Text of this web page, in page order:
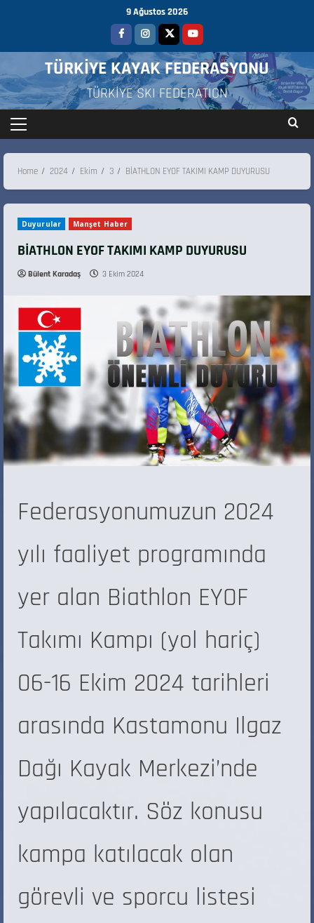
9 Ağustos 2026
TÜRKİYE KAYAK FEDERASYONU
TÜRKİYE SKI FEDERATION
Home 2024 Ekim 3 BİATHLON EYOF TAKIMI KAMP DUYURUSU
Duyurular Manşet Haber
BİATHLON EYOF TAKIMI KAMP DUYURUSU
Bülent Karadaş 3 Ekim 2024
Federasyonumuzun 2024
yılı faaliyet programında
yer alan Biathlon EYOF
Takımı Kampı (yol hariç)
06-16 Ekim 2024 tarihleri
arasında Kastamonu Ilgaz
Dağı Kayak Merkezi’nde
yapılacaktır. Söz konusu
kampa katılacak olan
görevli ve sporcu listesi